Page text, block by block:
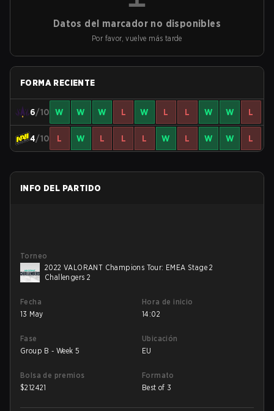
Datos del marcador no disponibles
Por favor, vuelve más tarde
FORMA RECIENTE
6/10 W W W L W L L W W L
4/10 L W L L L W L W W L
INFO DEL PARTIDO
Torneo
2022 VALORANT Champions Tour: EMEA Stage 2
Challengers 2
Fecha
13 May
Hora de inicio
14:02
Fase
Group B - Week 5
Ubicación
EU
Bolsa de premios
$212421
Formato
Best of 3